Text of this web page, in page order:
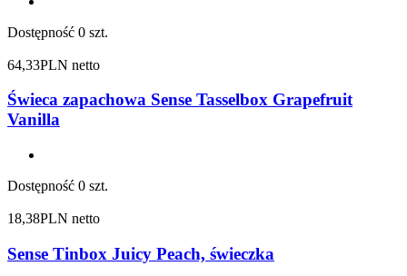
Dostępność 0 szt.
64,33PLN netto
Świeca zapachowa Sense Tasselbox Grapefruit
Vanilla
Dostępność 0 szt.
18,38PLN netto
Sense Tinbox Juicy Peach, świeczka